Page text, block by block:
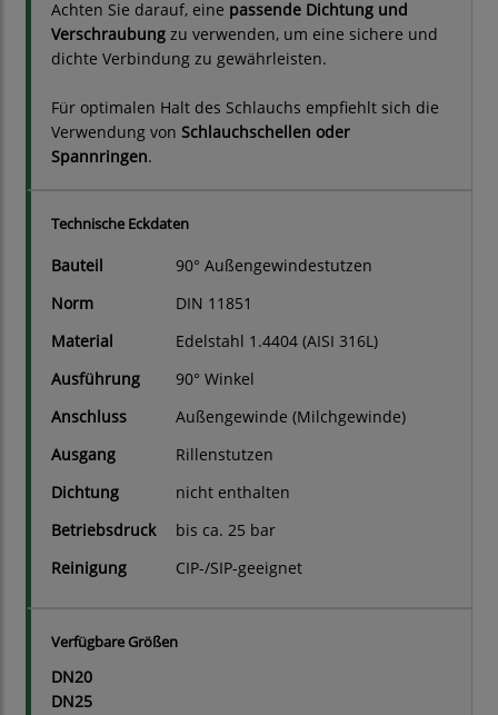
Achten Sie darauf, eine passende Dichtung und
Verschraubung zu verwenden, um eine sichere und
dichte Verbindung zu gewährleisten.
Für optimalen Halt des Schlauchs empfiehlt sich die
Verwendung von Schlauchschellen oder
Spannringen.
Technische Eckdaten
Bauteil
90° Außengewindestutzen
Norm
DIN 11851
Material
Edelstahl 1.4404 (AISI 316L)
Ausführung
90° Winkel
Anschluss
Außengewinde (Milchgewinde)
Ausgang
Rillenstutzen
Dichtung
nicht enthalten
Betriebsdruck
bis ca. 25 bar
Reinigung
CIP-/SIP-geeignet
Verfügbare Größen
DN20
DN25